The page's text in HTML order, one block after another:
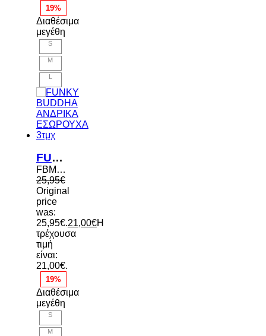
19%
Διαθέσιμα
μεγέθη
S
M
L
FUNKY BUDDHA ΑΝΔΡΙΚΑ ΕΣΩΡΟΥΧΑ 3τμχ
FBM013-088-10 BLACK
25,95€
Original
price
was:
25,95€.21,00€Η
τρέχουσα
τιμή
είναι:
21,00€.
19%
Διαθέσιμα
μεγέθη
S
M